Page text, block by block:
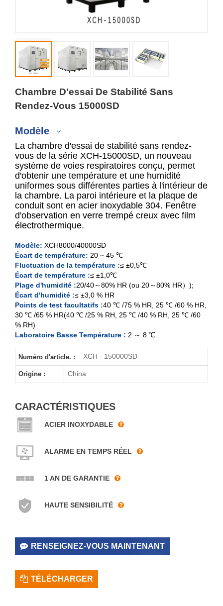
Chambre D'essai De Stabilité Sans
Rendez-Vous 15000SD
Modèle
XCH-8000SD
XCH-15000SD
XCH-20000SD
XCH-40000SD
La chambre d'essai de stabilité sans rendez-
vous de la série XCH-15000SD, un nouveau
système de voies respiratoires conçu, permet
d'obtenir une température et une humidité
uniformes sous différentes parties à l'intérieur de
la chambre. La paroi intérieure et la plaque de
conduit sont en acier inoxydable 304. Fenêtre
d'observation en verre trempé creux avec film
électrothermique.
Modèle: XCH8000/40000SD
Écart de température: 20 ~ 45 ℃
Fluctuation de la température :≤ ±0,5℃
Écart de température :≤ ±1,0℃
Plage d'humidité :20/40～80% HR (ou 20～80% HR）);
Écart d'humidité :≤ ±3,0 % HR
Points de test facultatifs :40 ℃ /75 % HR, 25 ℃ /60 % HR,
30 ℃ /65 % HR(40 ℃ /25 % RH, 25 ℃ /40 % RH, 25 ℃ /60
% RH)
Laboratoire Basse Température : 2 ～ 8 ℃
Numéro d'article. : XCH - 150000SD
Origine : China
CARACTÉRISTIQUES
ACIER INOXYDABLE
ALARME EN TEMPS RÉEL
1 AN DE GARANTIE
HAUTE SENSIBILITÉ
RENSEIGNEZ-VOUS MAINTENANT
TÉLÉCHARGER